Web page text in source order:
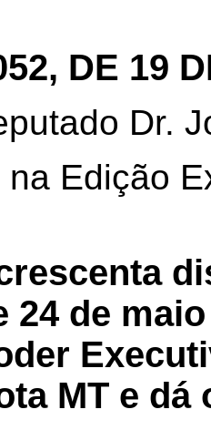
DE 19
Dr.
Edição
24 de
MT e